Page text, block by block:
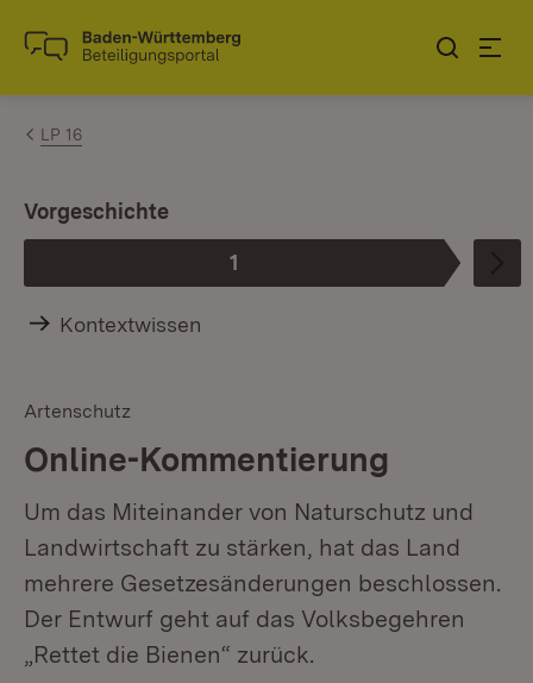
Zum Inhalt springen
Link zur Startseite
LP 16
Phase
1
:
Vorgeschichte
Kontextwissen
Artenschutz
Online-Kommentierung
Um das Miteinander von Naturschutz und
Landwirtschaft zu stärken, hat das Land
mehrere Gesetzesänderungen beschlossen.
Der Entwurf geht auf das Volksbegehren
„Rettet die Bienen“ zurück.